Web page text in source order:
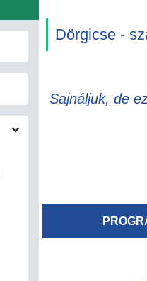
Dörgicse -
Sajnáljuk, de